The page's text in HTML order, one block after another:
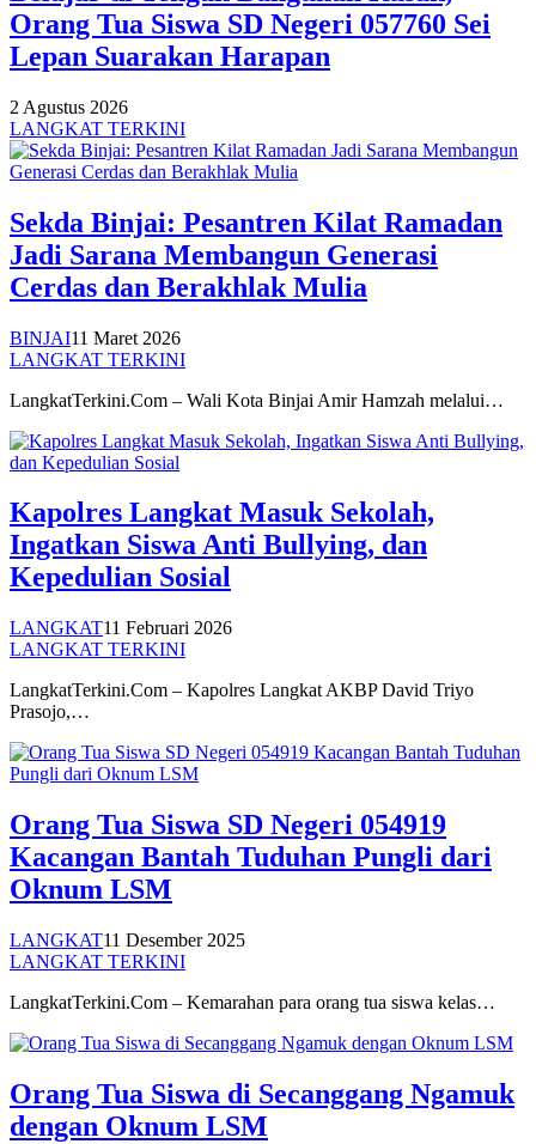
Orang Tua Siswa SD Negeri 057760 Sei
Lepan Suarakan Harapan
2 Agustus 2026
LANGKAT TERKINI
Sekda Binjai: Pesantren Kilat Ramadan
Jadi Sarana Membangun Generasi
Cerdas dan Berakhlak Mulia
BINJAI11 Maret 2026
LANGKAT TERKINI
LangkatTerkini.Com – Wali Kota Binjai Amir Hamzah melalui…
Kapolres Langkat Masuk Sekolah,
Ingatkan Siswa Anti Bullying, dan
Kepedulian Sosial
LANGKAT11 Februari 2026
LANGKAT TERKINI
LangkatTerkini.Com – Kapolres Langkat AKBP David Triyo
Prasojo,…
Orang Tua Siswa SD Negeri 054919
Kacangan Bantah Tuduhan Pungli dari
Oknum LSM
LANGKAT11 Desember 2025
LANGKAT TERKINI
LangkatTerkini.Com – Kemarahan para orang tua siswa kelas…
Orang Tua Siswa di Secanggang Ngamuk
dengan Oknum LSM